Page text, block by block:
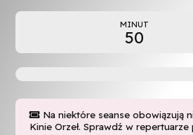
narzędzi
MINUT
50
 Na niektóre seanse obowiązują
Kinie Orzeł. Sprawdź w repertuarze